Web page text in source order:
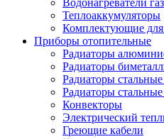
Теплоаккумуляторы
Комплектующие для
Приборы отопительные
Радиаторы
Радиаторы
Радиаторы
Радиаторы
Конвекторы
Электрический
Греющие кабели